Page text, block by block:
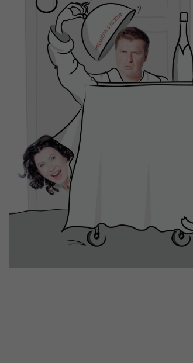
Teatr
Historia teatru
Zespół artystyczny
Aktualności
Dostępny Teatr Miejski
Wynajem scen i spektakli
Spektakle wyjazdowe
Sponsorzy
Kontakt & Zespół